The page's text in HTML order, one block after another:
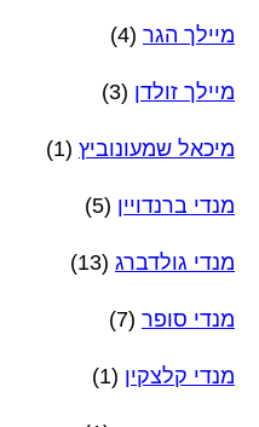
מיילך הגר (4)
מיילך זולדן (3)
מיכאל שמעונוביץ (1)
מנדי ברנדויין (5)
מנדי גולדברג (13)
מנדי סופר (7)
מנדי קלצקין (1)